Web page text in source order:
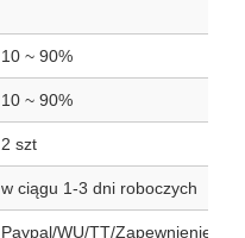
10 ~ 90%
10 ~ 90%
2 szt
w ciągu 1-3 dni roboczych
Paypal/WU/TT/Zapewnienie